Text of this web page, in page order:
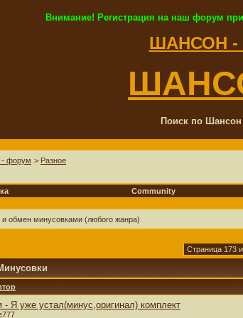
Внимание! Регистрация на наш форум
ШАНСОН -
Поиск по Шансон
- форум > Разное
Community
и обмен минусовками (любого жанра)
Страница 173
Я уже устал(минус,оригинал) комплект